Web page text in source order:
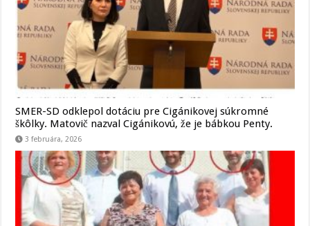
SMER-SD odklepol dotáciu pre Cigánikovej súkromné
škôlky. Matovič nazval Cigánikovú, že je bábkou Penty.
3 februára, 2026